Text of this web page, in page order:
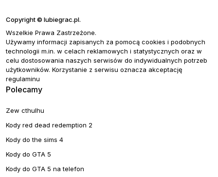
Copyright © lubiegrac.pl.
Wszelkie Prawa Zastrzeżone.
Używamy informacji zapisanych za pomocą cookies i podobnych
technologii m.in. w celach reklamowych i statystycznych oraz w
celu dostosowania naszych serwisów do indywidualnych potrzeb
użytkowników. Korzystanie z serwisu oznacza akceptację
regulaminu
Polecamy
Zew cthulhu
Kody red dead redemption 2
Kody do the sims 4
Kody do GTA 5
Kody do GTA 5 na telefon